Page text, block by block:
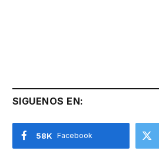
SIGUENOS EN:
Facebook
58K